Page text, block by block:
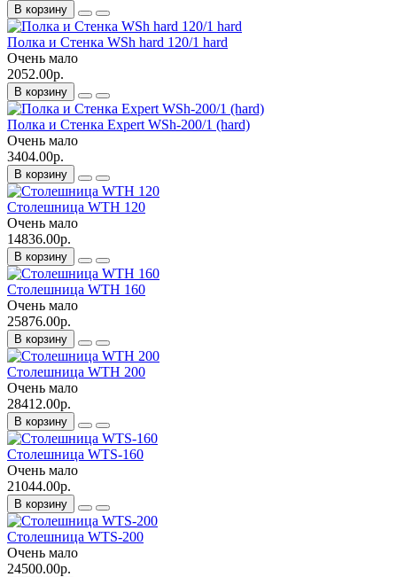
В корзину
Полка и Стенка WSh hard 120/1 hard
Очень мало
2052.00р.
В корзину
Полка и Стенка Expert WSh-200/1 (hard)
Очень мало
3404.00р.
В корзину
Столешница WTH 120
Очень мало
14836.00р.
В корзину
Столешница WTH 160
Очень мало
25876.00р.
В корзину
Столешница WTH 200
Очень мало
28412.00р.
В корзину
Столешница WTS-160
Очень мало
21044.00р.
В корзину
Столешница WTS-200
Очень мало
24500.00р.